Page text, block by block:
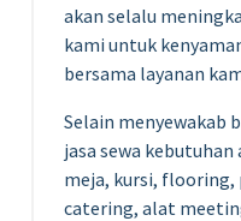
akan selalu
kami untuk
bersama layanan
Selain menyewakab
jasa sewa
meja, kursi, flooring,
catering, alat